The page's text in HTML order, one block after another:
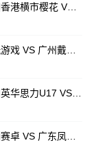
07月25日 佛山西甲足球联赛第3轮 中国香港横市樱花 VS 吉图省实青年 全场录像